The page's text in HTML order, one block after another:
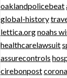
oaklandpolicebeat
global-history
lettica.orgnoahs
healthcarelawsuit
assurecontrols
cirebonpost